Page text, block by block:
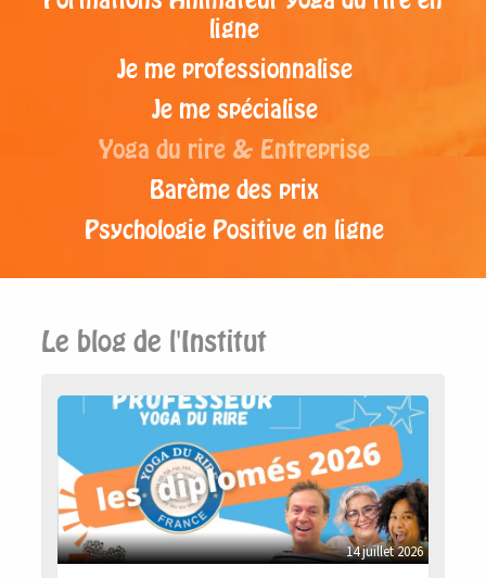
ligne
Je me professionnalise
Je me spécialise
Yoga du rire & Entreprise
Barème des prix
Psychologie Positive en ligne
Le blog de l'Institut
14 juillet 2026